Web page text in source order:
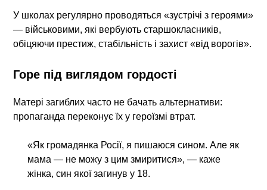
У школах регулярно проводяться «зустрічі з героями»
— військовими, які вербують старшокласників,
обіцяючи престиж, стабільність і захист «від ворогів».
Горе під виглядом гордості
Матері загиблих часто не бачать альтернативи:
пропаганда переконує їх у героїзмі втрат.
«Як громадянка Росії, я пишаюся сином. Але як
мама — не можу з цим змиритися», — каже
жінка, син якої загинув у 18.